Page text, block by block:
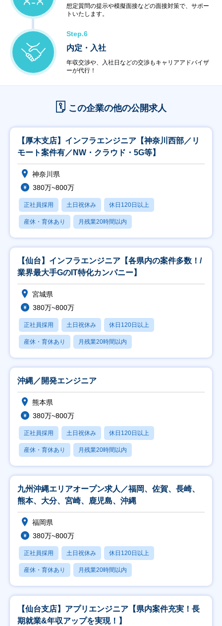
想定質問の提示や模擬面接などの面接対策で、サポー
トいたします。
Step.6
内定・入社
年収交渉や、入社日などの交渉もキャリアアドバイザ
ーが代行！
この企業の他の公開求人
【厚木支店】インフラエンジニア【神奈川西部／リ
モート案件有／NW・クラウド・5G等】
神奈川県
380万~800万
正社員採用 土日祝休み 休日120日以上
産休・育休あり 月残業20時間以内
【仙台】インフラエンジニア【各県内の案件多数！/
業界最大手GのIT特化カンパニー】
宮城県
380万~800万
正社員採用 土日祝休み 休日120日以上
産休・育休あり 月残業20時間以内
沖縄／開発エンジニア
熊本県
380万~800万
正社員採用 土日祝休み 休日120日以上
産休・育休あり 月残業20時間以内
九州沖縄エリアオープン求人／福岡、佐賀、長崎、
熊本、大分、宮崎、鹿児島、沖縄
福岡県
380万~800万
正社員採用 土日祝休み 休日120日以上
産休・育休あり 月残業20時間以内
【仙台支店】アプリエンジニア【県内案件充実！長
期就業&年収アップを実現！】